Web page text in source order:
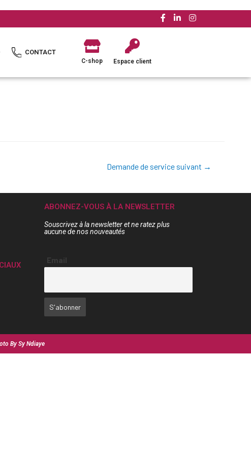
CONTACT
C-shop Espace client
Demande de service suivant →
ABONNEZ-VOUS À LA NEWSLETTER
Souscrivez à la newsletter et ne ratez plus
aucune de nos nouveautés
Email
By Sy Ndiaye